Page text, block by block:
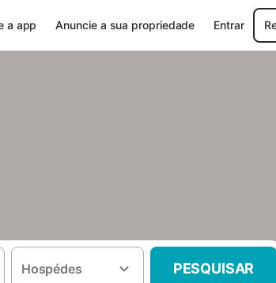
a app Anuncie a sua propriedade Entrar
Hospédes PESQUISAR